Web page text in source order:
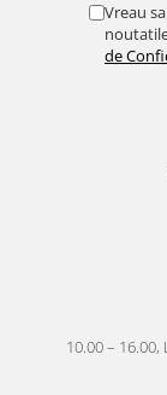
Vreau
de
10.00 –